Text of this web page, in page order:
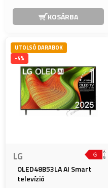
KOSÁRBA
UTOLSÓ DARABOK
-4%
LG
OLED48B53LA AI Smart
televízió